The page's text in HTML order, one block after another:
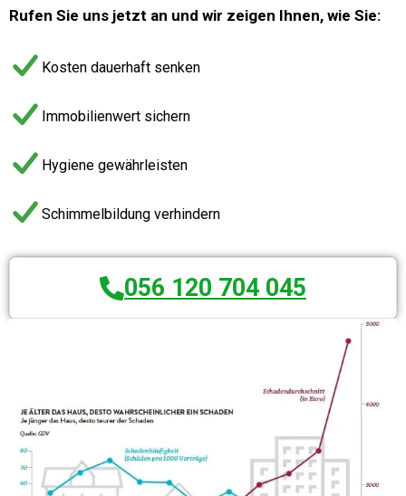
Rufen Sie uns jetzt an und wir zeigen Ihnen, wie Sie:
Kosten dauerhaft senken
Immobilienwert sichern
Hygiene gewährleisten
Schimmelbildung verhindern
056 120 704 045